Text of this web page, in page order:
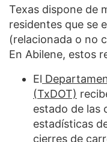
Texas dispone de
residentes que se
(relacionada o no
En Abilene, estos
El
(TxDOT)
estado de las
estadísticas
cierres de